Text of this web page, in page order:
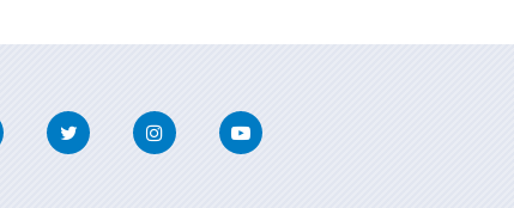
FacebookTwitter InstagramYoutube